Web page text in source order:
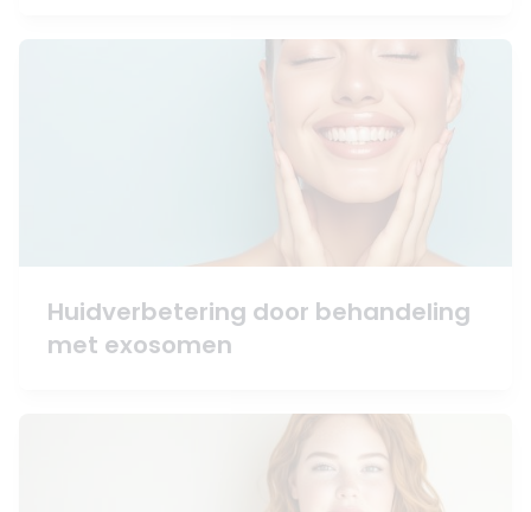
Huidverbetering door behandeling
met exosomen